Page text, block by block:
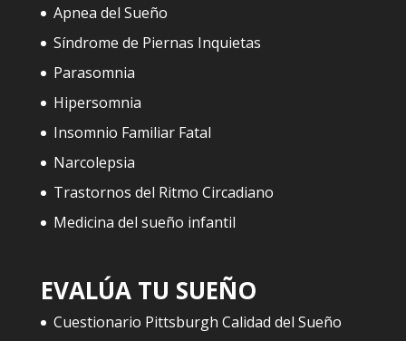
Apnea del Sueño
Síndrome de Piernas Inquietas
Parasomnia
Hipersomnia
Insomnio Familiar Fatal
Narcolepsia
Trastornos del Ritmo Circadiano
Medicina del sueño infantil
EVALÚA TU SUEÑO
Cuestionario Pittsburgh Calidad del Sueño